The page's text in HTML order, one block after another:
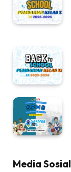
Media Sosial